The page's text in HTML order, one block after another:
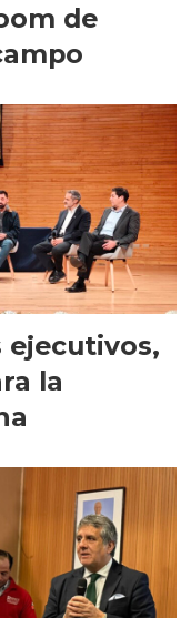
de
ejecutivos,
la